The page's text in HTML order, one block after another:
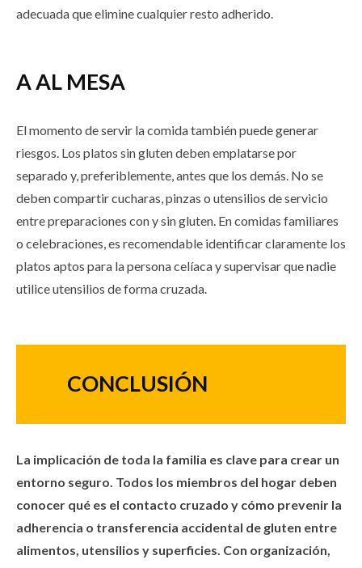
adecuada que elimine cualquier resto adherido.
A AL MESA
El momento de servir la comida también puede generar
riesgos. Los platos sin gluten deben emplatarse por
separado y, preferiblemente, antes que los demás. No se
deben compartir cucharas, pinzas o utensilios de servicio
entre preparaciones con y sin gluten. En comidas familiares
o celebraciones, es recomendable identificar claramente los
platos aptos para la persona celíaca y supervisar que nadie
utilice utensilios de forma cruzada.
CONCLUSIÓN
La implicación de toda la familia es clave para crear un
entorno seguro. Todos los miembros del hogar deben
conocer qué es el contacto cruzado y cómo prevenir la
adherencia o transferencia accidental de gluten entre
alimentos, utensilios y superficies. Con organización,